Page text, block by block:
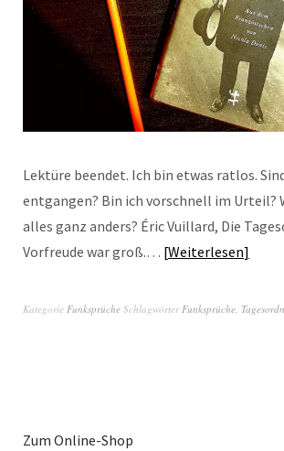
Lektüre beendet. Ich bin etwas ratlos.
entgangen? Bin ich vorschnell im Urteil?
alles ganz anders? Éric Vuillard, Die
Vorfreude war groß.… Weiterlesen
Kategorie Funksprüche SchlagwörterFunksprüche,
Zum Online-Shop